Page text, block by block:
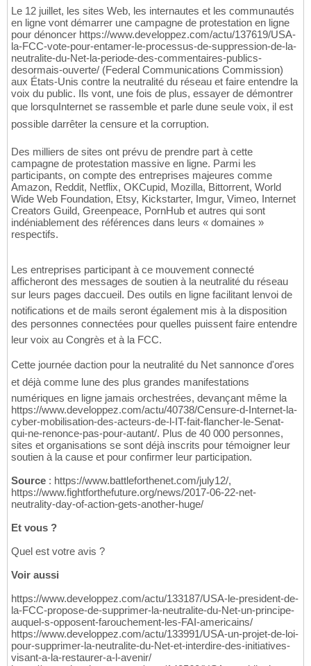
Le 12 juillet, les sites Web, les internautes et les communautés
en ligne vont démarrer une campagne de protestation en ligne
pour dénoncer https://www.developpez.com/actu/137619/USA-
la-FCC-vote-pour-entamer-le-processus-de-suppression-de-la-
neutralite-du-Net-la-periode-des-commentaires-publics-
desormais-ouverte/ (Federal Communications Commission)
aux États-Unis contre la neutralité du réseau et faire entendre la
voix du public. Ils vont, une fois de plus, essayer de démontrer
que lorsquInternet se rassemble et parle dune seule voix, il est
possible darrêter la censure et la corruption.
Des milliers de sites ont prévu de prendre part à cette
campagne de protestation massive en ligne. Parmi les
participants, on compte des entreprises majeures comme
Amazon, Reddit, Netflix, OKCupid, Mozilla, Bittorrent, World
Wide Web Foundation, Etsy, Kickstarter, Imgur, Vimeo, Internet
Creators Guild, Greenpeace, PornHub et autres qui sont
indéniablement des références dans leurs « domaines »
respectifs.
Les entreprises participant à ce mouvement connecté
afficheront des messages de soutien à la neutralité du réseau
sur leurs pages daccueil. Des outils en ligne facilitant lenvoi de
notifications et de mails seront également mis à la disposition
des personnes connectées pour quelles puissent faire entendre
leur voix au Congrès et à la FCC.
Cette journée daction pour la neutralité du Net sannonce d'ores
et déjà comme lune des plus grandes manifestations
numériques en ligne jamais orchestrées, devançant même la
https://www.developpez.com/actu/40738/Censure-d-Internet-la-
cyber-mobilisation-des-acteurs-de-l-IT-fait-flancher-le-Senat-
qui-ne-renonce-pas-pour-autant/. Plus de 40 000 personnes,
sites et organisations se sont déjà inscrits pour témoigner leur
soutien à la cause et pour confirmer leur participation.
Source : https://www.battleforthenet.com/july12/,
https://www.fightforthefuture.org/news/2017-06-22-net-
neutrality-day-of-action-gets-another-huge/
Et vous ?
Quel est votre avis ?
Voir aussi
https://www.developpez.com/actu/133187/USA-le-president-de-
la-FCC-propose-de-supprimer-la-neutralite-du-Net-un-principe-
auquel-s-opposent-farouchement-les-FAI-americains/
https://www.developpez.com/actu/133991/USA-un-projet-de-loi-
pour-supprimer-la-neutralite-du-Net-et-interdire-des-initiatives-
visant-a-la-restaurer-a-l-avenir/